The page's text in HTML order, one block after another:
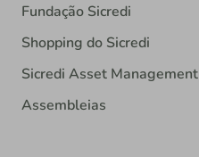
Fundação Sicredi
Shopping do Sicredi
Sicredi Asset Management
Assembleias